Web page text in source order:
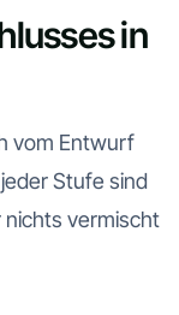
in
vom Entwurf
Stufe sind
nichts vermischt